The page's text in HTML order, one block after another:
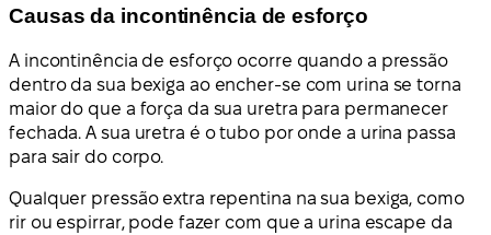
Causas da incontinência de esforço
A incontinência de esforço ocorre quando a pressão
dentro da sua bexiga ao encher-se com urina se torna
maior do que a força da sua uretra para permanecer
fechada. A sua uretra é o tubo por onde a urina passa
para sair do corpo.
Qualquer pressão extra repentina na sua bexiga, como
rir ou espirrar, pode fazer com que a urina escape da